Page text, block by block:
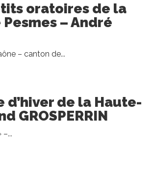
oratoires de la
– André
– canton de...
de la Haute-
GROSPERRIN